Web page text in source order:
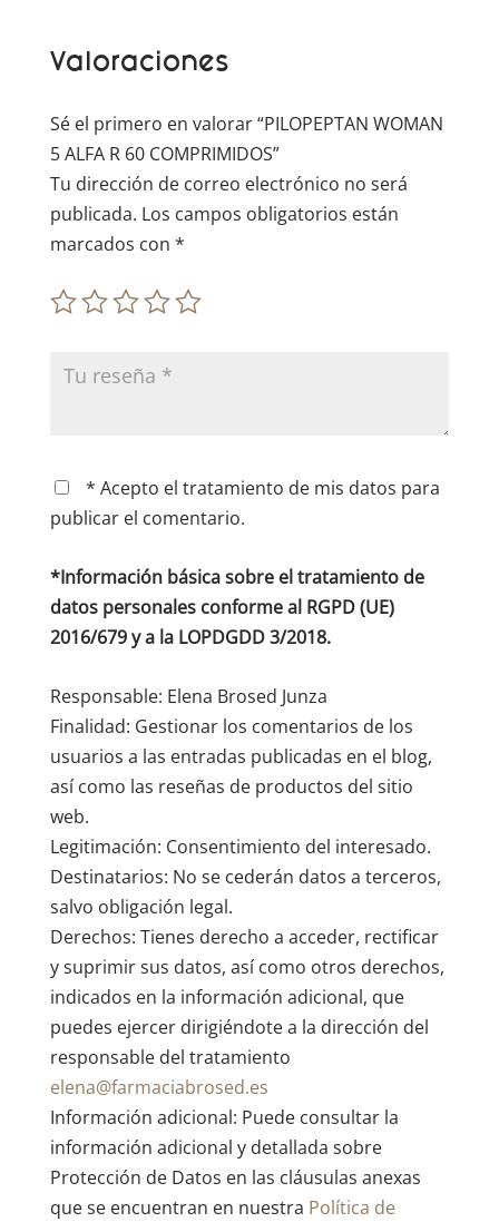
Valoraciones
Sé el primero en valorar “PILOPEPTAN WOMAN
5 ALFA R 60 COMPRIMIDOS”
Tu dirección de correo electrónico no será
publicada. Los campos obligatorios están
marcados con *
* Acepto el tratamiento de mis datos para
publicar el comentario.
*Información básica sobre el tratamiento de
datos personales conforme al RGPD (UE)
2016/679 y a la LOPDGDD 3/2018.
Responsable: Elena Brosed Junza
Finalidad: Gestionar los comentarios de los
usuarios a las entradas publicadas en el blog,
así como las reseñas de productos del sitio
web.
Legitimación: Consentimiento del interesado.
Destinatarios: No se cederán datos a terceros,
salvo obligación legal.
Derechos: Tienes derecho a acceder, rectificar
y suprimir sus datos, así como otros derechos,
indicados en la información adicional, que
puedes ejercer dirigiéndote a la dirección del
responsable del tratamiento
elena@farmaciabrosed.es
Información adicional: Puede consultar la
información adicional y detallada sobre
Protección de Datos en las cláusulas anexas
que se encuentran en nuestra Política de